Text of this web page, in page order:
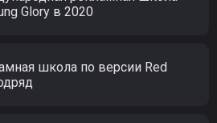
Glory в 2020
школа по версии Red